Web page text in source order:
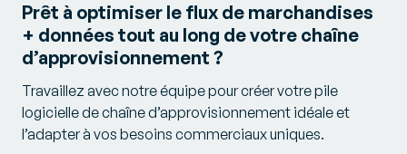
Prêt à optimiser le flux de marchandises
+ données tout au long de votre chaîne
d’approvisionnement ?
Travaillez avec notre équipe pour créer votre pile
logicielle de chaîne d’approvisionnement idéale et
l’adapter à vos besoins commerciaux uniques.